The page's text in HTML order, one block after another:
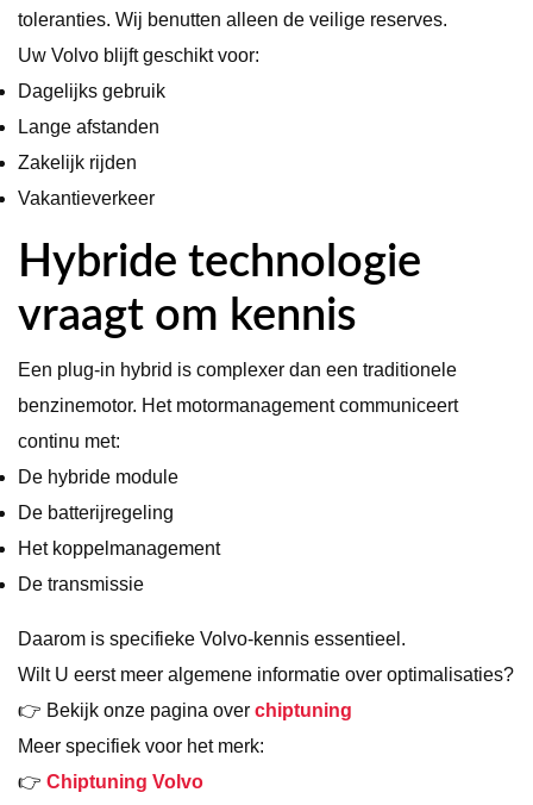
toleranties. Wij benutten alleen de veilige reserves.
Uw Volvo blijft geschikt voor:
Dagelijks gebruik
Lange afstanden
Zakelijk rijden
Vakantieverkeer
Hybride technologie
vraagt om kennis
Een plug-in hybrid is complexer dan een traditionele
benzinemotor. Het motormanagement communiceert
continu met:
De hybride module
De batterijregeling
Het koppelmanagement
De transmissie
Daarom is specifieke Volvo-kennis essentieel.
Wilt U eerst meer algemene informatie over optimalisaties?
👉 Bekijk onze pagina over chiptuning
Meer specifiek voor het merk:
👉 Chiptuning Volvo